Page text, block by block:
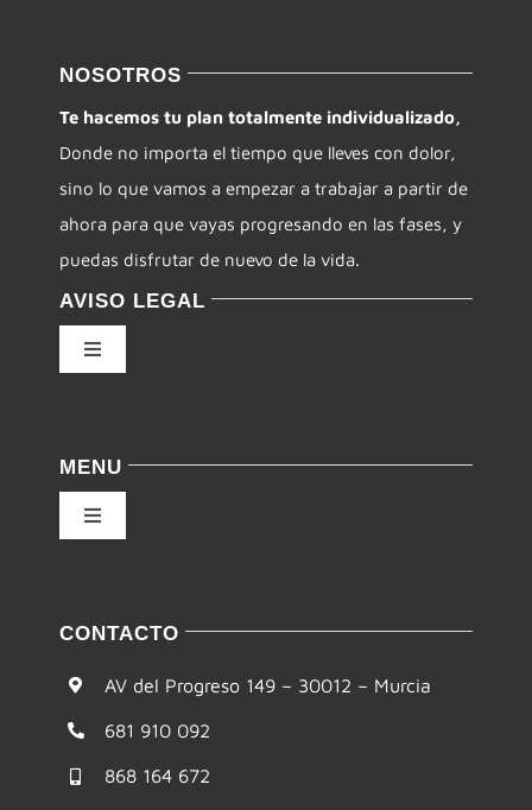
NOSOTROS
Te hacemos tu plan totalmente individualizado,
Donde no importa el tiempo que lleves con dolor,
sino lo que vamos a empezar a trabajar a partir de
ahora para que vayas progresando en las fases, y
puedas disfrutar de nuevo de la vida.
AVISO LEGAL
Toggle
Navigation
Condiciones de uso
Accesibilidad
Mapa del sitio
MENU
Toggle
Navigation
Te ayudamos
CONTACTO
AV del Progreso 149 – 30012 – Murcia
681 910 092
868 164 672